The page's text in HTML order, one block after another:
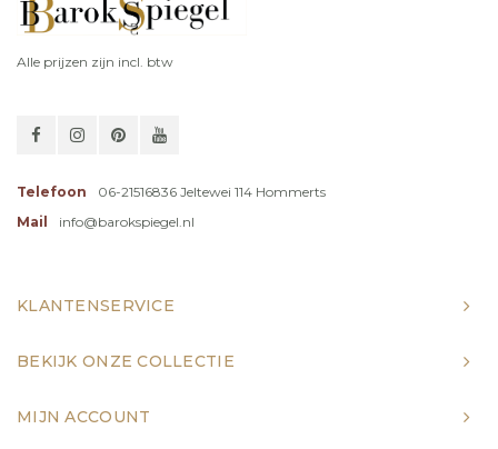
Alle prijzen zijn incl. btw
Telefoon
06-21516836 Jeltewei 114 Hommerts
Mail
info@barokspiegel.nl
KLANTENSERVICE
BEKIJK ONZE COLLECTIE
MIJN ACCOUNT